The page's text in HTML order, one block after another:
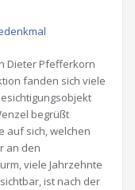
Dieter Pfefferkorn
fanden sich viele
begrüßt
auf sich, welchen
an den
viele Jahrzehnte
ist nach der